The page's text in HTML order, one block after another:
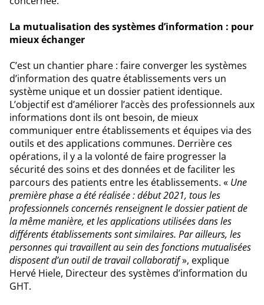
La mutualisation des systèmes d’information : pour
mieux échanger
C’est un chantier phare : faire converger les systèmes
d’information des quatre établissements vers un
système unique et un dossier patient identique.
L’objectif est d’améliorer l’accès des professionnels aux
informations dont ils ont besoin, de mieux
communiquer entre établissements et équipes via des
outils et des applications communes. Derrière ces
opérations, il y a la volonté de faire progresser la
sécurité des soins et des données et de faciliter les
parcours des patients entre les établissements. « Une
première phase a été réalisée : début 2021, tous les
professionnels concernés renseignent le dossier patient de
la même manière, et les applications utilisées dans les
différents établissements sont similaires. Par ailleurs, les
personnes qui travaillent au sein des fonctions mutualisées
disposent d’un outil de travail collaboratif», explique
Hervé Hiele, Directeur des systèmes d’information du
GHT.